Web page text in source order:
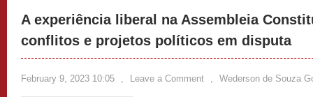
A experiência liberal na Assembleia
conflitos e projetos políticos em disputa
February 9, 2023 10:05 , Leave a Comment , Wederson de Souza